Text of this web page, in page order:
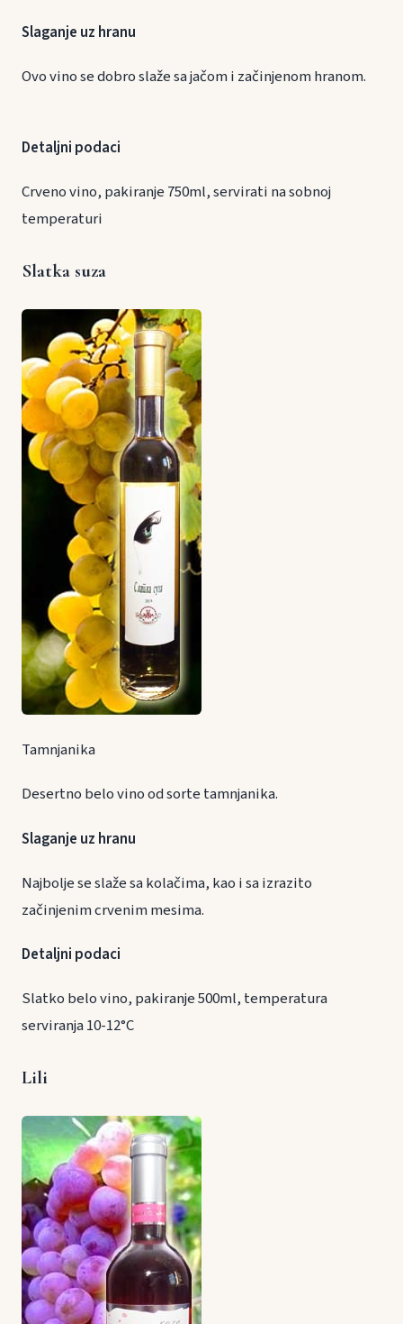
Slaganje uz hranu
Ovo vino se dobro slaže sa jačom i začinjenom hranom.
Detaljni podaci
Crveno vino, pakiranje 750ml, servirati na sobnoj
temperaturi
Slatka suza
Tamnjanika
Desertno belo vino od sorte tamnjanika.
Slaganje uz hranu
Najbolje se slaže sa kolačima, kao i sa izrazito
začinjenim crvenim mesima.
Detaljni podaci
Slatko belo vino, pakiranje 500ml, temperatura
serviranja 10-12°C
Lili